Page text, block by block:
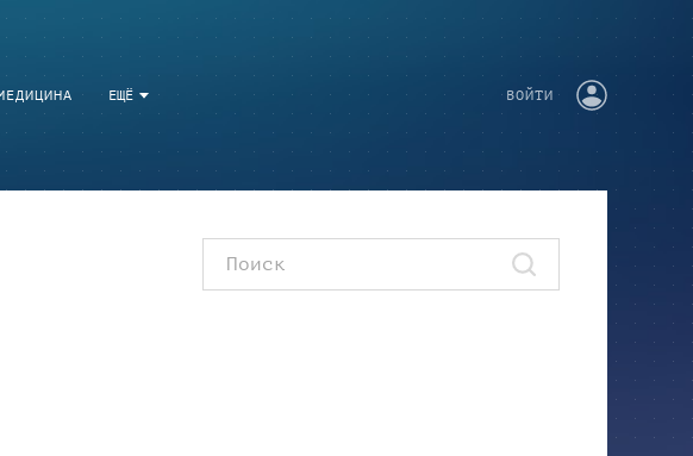
ЕЩЁ ВОЙТИ